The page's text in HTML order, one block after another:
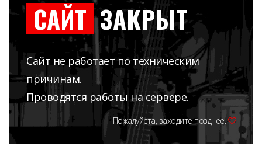
САЙТ ЗАКРЫТ
Сайт не работает по техническим
причинам.
Проводятся работы на сервере.
Пожалуйста, заходите позднее.